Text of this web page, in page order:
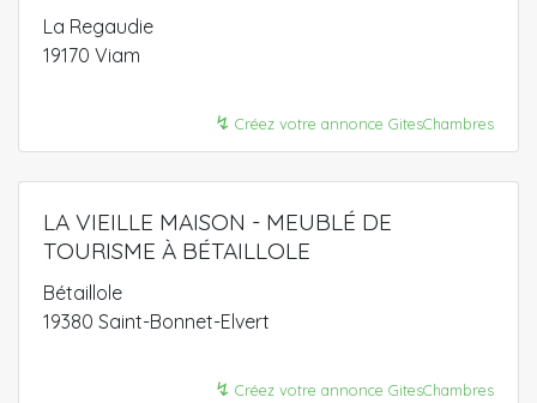
La Regaudie
19170 Viam
↯ Créez votre annonce GitesChambres
LA VIEILLE MAISON - MEUBLÉ DE
TOURISME À BÉTAILLOLE
Bétaillole
19380 Saint-Bonnet-Elvert
↯ Créez votre annonce GitesChambres